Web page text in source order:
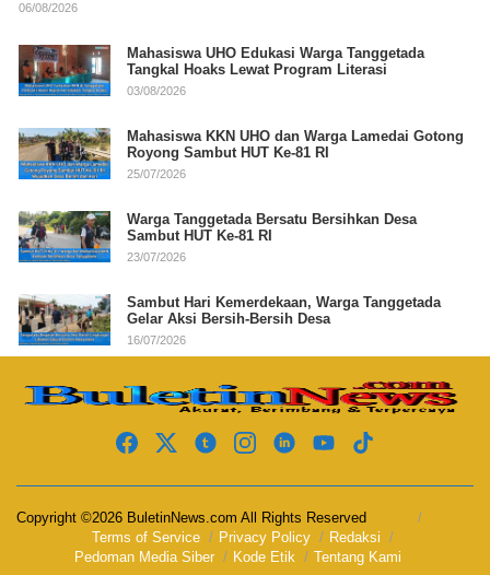
06/08/2026
Mahasiswa UHO Edukasi Warga Tanggetada
Tangkal Hoaks Lewat Program Literasi
03/08/2026
Mahasiswa KKN UHO dan Warga Lamedai Gotong
Royong Sambut HUT Ke-81 RI
25/07/2026
Warga Tanggetada Bersatu Bersihkan Desa
Sambut HUT Ke-81 RI
23/07/2026
Sambut Hari Kemerdekaan, Warga Tanggetada
Gelar Aksi Bersih-Bersih Desa
16/07/2026
Copyright ©2026 BuletinNews.com All Rights Reserved
Terms of Service
Privacy Policy
Redaksi
Pedoman Media Siber
Kode Etik Tentang Kami